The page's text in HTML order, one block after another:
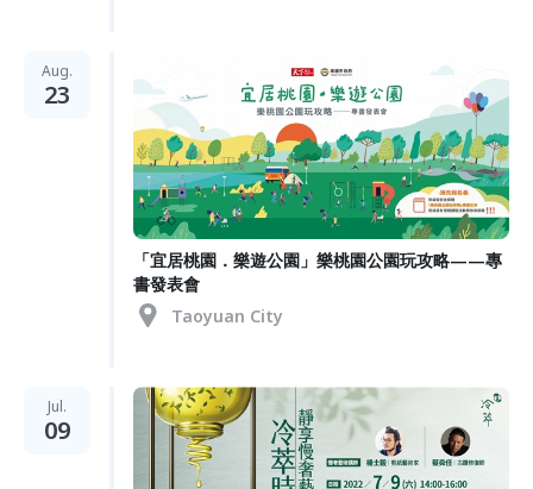
Aug.
23
「宜居桃園．樂遊公園」樂桃園公園玩攻略——專
書發表會
Taoyuan City
Jul.
09